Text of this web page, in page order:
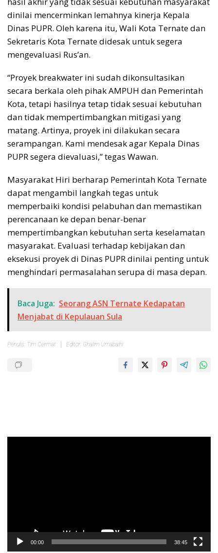
dinilai mencerminkan lemahnya kinerja Kepala
Dinas PUPR. Oleh karena itu, Wali Kota Ternate dan
Sekretaris Kota Ternate didesak untuk segera
mengevaluasi Rus’an.
“Proyek breakwater ini sudah dikonsultasikan
secara berkala oleh pihak AMPUH dan Pemerintah
Kota, tetapi hasilnya tetap tidak sesuai kebutuhan
dan tidak mempertimbangkan mitigasi yang
matang. Artinya, proyek ini dilakukan secara
serampangan. Kami mendesak agar Kepala Dinas
PUPR segera dievaluasi,” tegas Wawan.
Masyarakat Hiri berharap Pemerintah Kota Ternate
dapat mengambil langkah tegas untuk
memperbaiki kondisi pelabuhan dan memastikan
perencanaan ke depan benar-benar
mempertimbangkan kebutuhan serta keselamatan
masyarakat. Evaluasi terhadap kebijakan dan
eksekusi proyek di Dinas PUPR dinilai penting untuk
menghindari permasalahan serupa di masa depan.
Baca Juga: Seorang ASN Ternate Kedapatan
Menjabat di Kepulauan Sula
Penulis: Tim Cermat Editor: Ghalim Umabaihi
00:00 38:45